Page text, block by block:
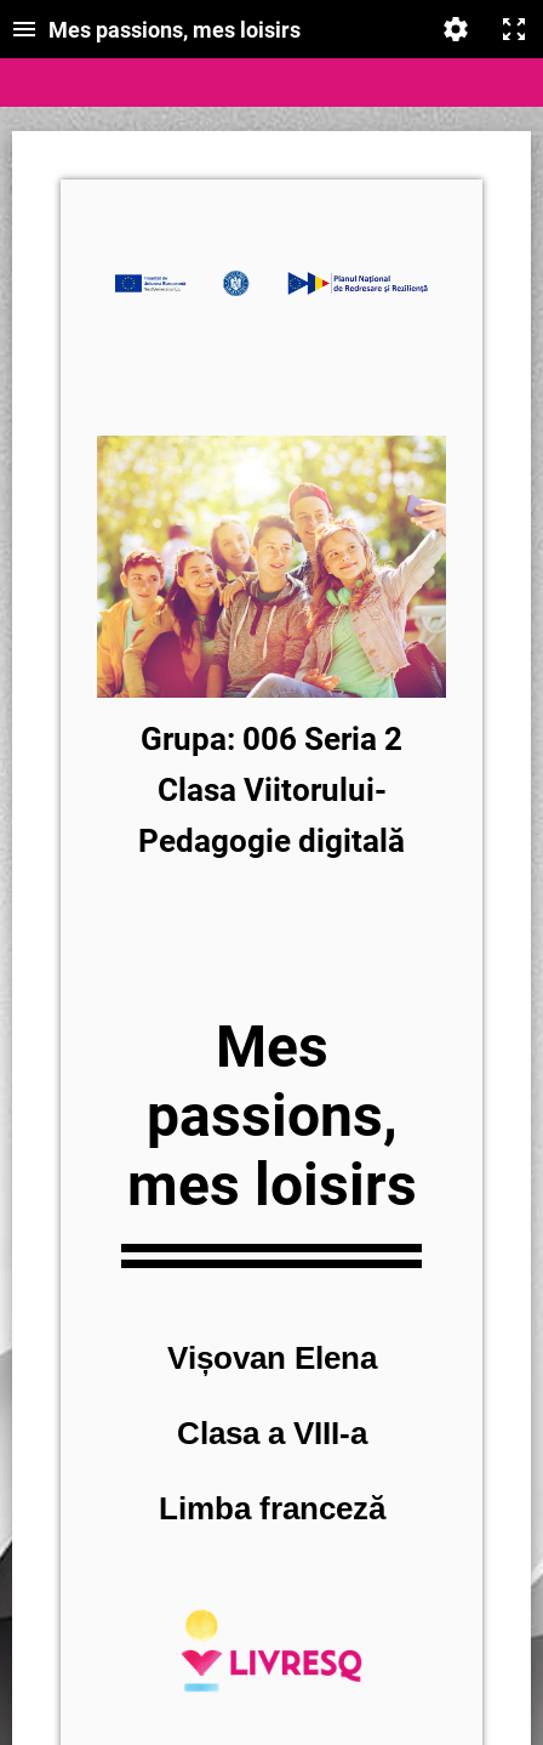
Mes passions, mes loisirs
Grupa: 006 Seria 2
Clasa Viitorului-
Pedagogie digitală
Mes
passions,
mes loisirs
Vișovan Elena
Clasa a VIII-a
Limba franceză